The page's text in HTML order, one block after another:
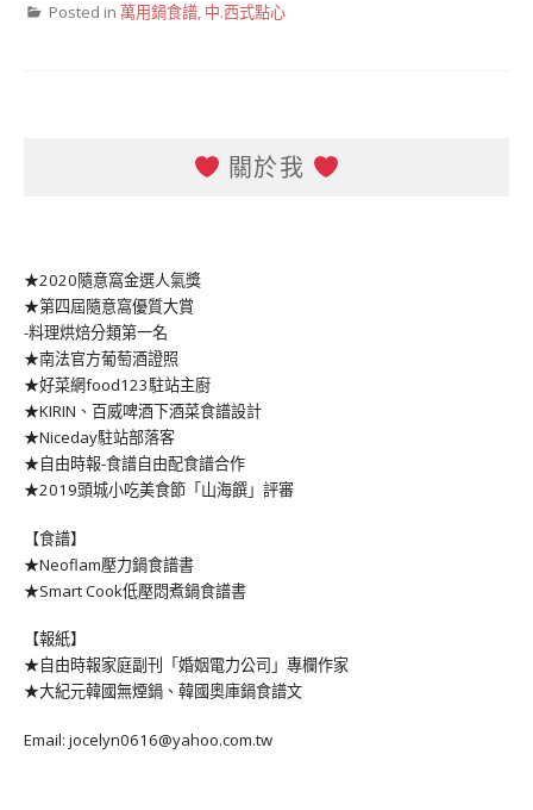
Posted in 萬用鍋食譜, 中.西式點心
關於我
★2020隨意窩金選人氣獎
★第四屆隨意窩優質大賞
-料理烘焙分類第一名
★南法官方葡萄酒證照
★好菜網food123駐站主廚
★KIRIN、百威啤酒下酒菜食譜設計
★Niceday駐站部落客
★自由時報-食譜自由配食譜合作
★2019頭城小吃美食節「山海饌」評審
【食譜】
★Neoflam壓力鍋食譜書
★Smart Cook低壓悶煮鍋食譜書
【報紙】
★自由時報家庭副刊「婚姻電力公司」專欄作家
★大紀元韓國無煙鍋、韓國奧庫鍋食譜文
Email: jocelyn0616@yahoo.com.tw